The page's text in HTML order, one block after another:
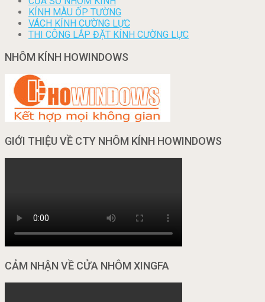
KÍNH MÀU ỐP TƯỜNG
VÁCH KÍNH CƯỜNG LỰC
THI CÔNG LẮP ĐẶT KÍNH CƯỜNG LỰC
NHÔM KÍNH HOWINDOWS
GIỚI THIỆU VỀ CTY NHÔM KÍNH HOWINDOWS
CẢM NHẬN VỀ CỬA NHÔM XINGFA